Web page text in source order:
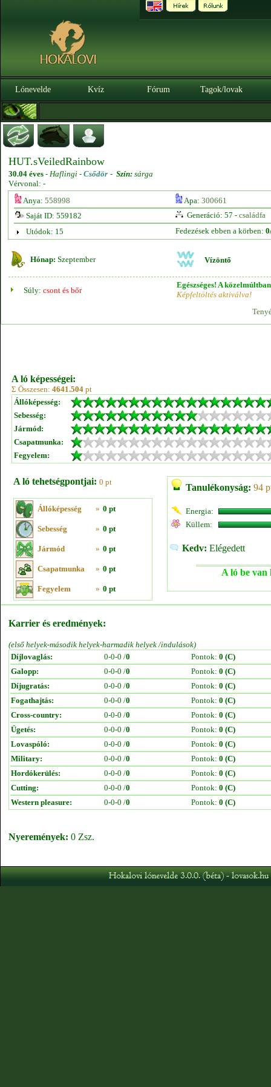
Lónevelde Kvíz Fórum Tagok/lovak
HUT.sVeiledRainbow
30.04 éves - Haflingi - Csődör - Szín: sárga
Vérvonal: -
Anya: 558998 Apa: 300661
Saját ID: 559182
Generáció: 57 - családfa
Utódok: 15
Fedezések ebben a körben:
Hónap: Szeptember Vízöntő
Súly: csont és bőr
Egészséges! A
Képfeltöltés aktiválva!
A ló képességei:
Σ Összesen: 4641.504 pt
Állóképesség:
Sebesség:
Jármód:
Csapatmunka:
Fegyelem:
A ló tehetségpontjai: 0 pt
Állóképesség » 0 pt
Sebesség » 0 pt
Jármód » 0 pt
Csapatmunka » 0 pt
Fegyelem » 0 pt
Tanulékonyság: 94
Energia:
Küllem:
Kedv: Elégedett
A ló be van
Karrier és eredmények:
(első helyek-második helyek-harmadik helyek /indulások)
Díjlovaglás:
0-0-0 /0 Pontok: 0 (C)
Galopp:
0-0-0 /0 Pontok: 0 (C)
Díjugratás:
0-0-0 /0 Pontok: 0 (C)
Fogathajtás:
0-0-0 /0 Pontok: 0 (C)
Cross-country:
0-0-0 /0 Pontok: 0 (C)
Ügetés:
0-0-0 /0 Pontok: 0 (C)
Lovaspóló:
0-0-0 /0 Pontok: 0 (C)
Military:
0-0-0 /0 Pontok: 0 (C)
Hordókerülés:
0-0-0 /0 Pontok: 0 (C)
Cutting:
0-0-0 /0 Pontok: 0 (C)
Western pleasure:
0-0-0 /0 Pontok: 0 (C)
Nyeremények: 0 Zsz.